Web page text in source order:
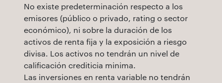
No existe predeterminación respecto a los
emisores (público o privado, rating o sector
económico), ni sobre la duración de los
activos de renta fija y la exposición a riesgo
divisa. Los activos no tendrán un nivel de
calificación crediticia minima.
Las inversiones en renta variable no tendrán